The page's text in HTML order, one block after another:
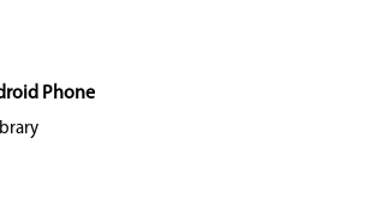
Phone